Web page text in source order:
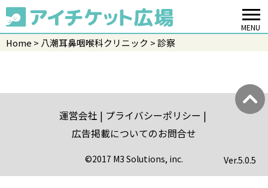
MENU
Home 八潮耳鼻咽喉科クリニック 診察
運営会社
プライバシーポリシー
広告掲載についてのお問合せ
©2017 M3 Solutions, inc. Ver.5.0.5